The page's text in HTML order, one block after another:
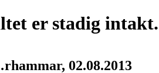
er stadig intakt.
02.08.2013